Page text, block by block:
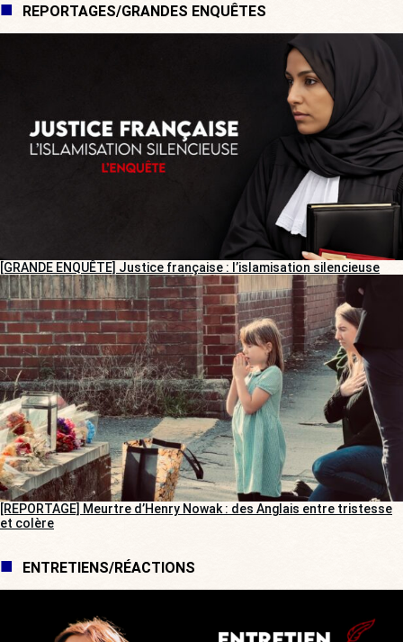
REPORTAGES/GRANDES ENQUÊTES
[GRANDE ENQUÊTE] Justice française : l’islamisation silencieuse
[REPORTAGE] Meurtre d’Henry Nowak : des Anglais entre tristesse
et colère
ENTRETIENS/RÉACTIONS